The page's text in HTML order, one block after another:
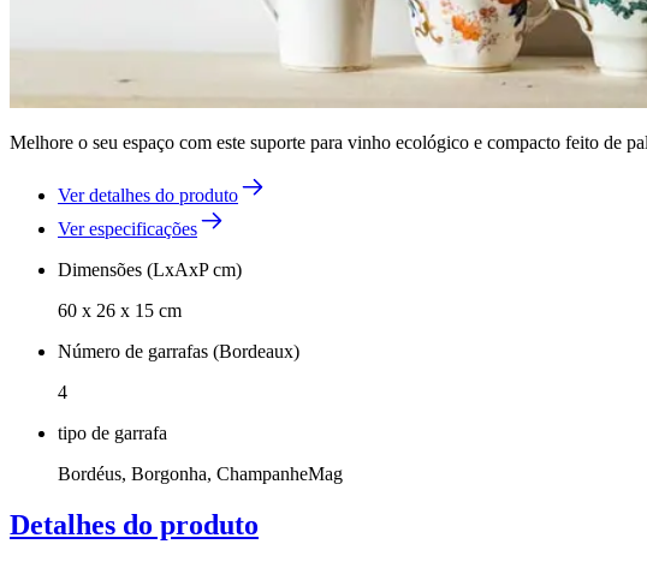
Melhore o seu espaço com este suporte para vinho ecológico e compacto feito de
Ver detalhes do produto
Ver especificações
Dimensões (LxAxP cm)
60 x 26 x 15 cm
Número de garrafas (Bordeaux)
4
tipo de garrafa
Bordéus, Borgonha, ChampanheMag
Detalhes do produto